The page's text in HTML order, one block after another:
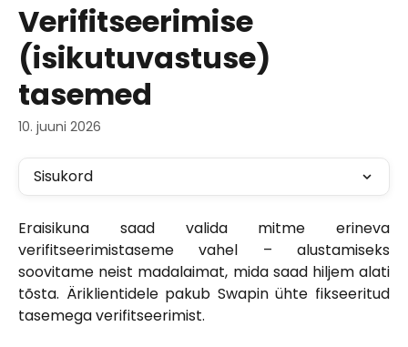
Verifitseerimise
(isikutuvastuse)
tasemed
10. juuni 2026
Sisukord
Eraisikuna saad valida mitme erineva
verifitseerimistaseme vahel – alustamiseks
soovitame neist madalaimat, mida saad hiljem alati
tõsta. Äriklientidele pakub Swapin ühte fikseeritud
tasemega verifitseerimist.